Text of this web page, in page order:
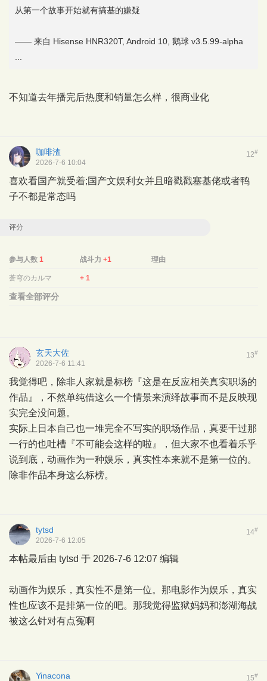
从第一个故事开始就有搞基的嫌疑
—— 来自 Hisense HNR320T, Android 10, 鹅球 v3.5.99-alpha
不知道去年播完后热度和销量怎么样，很商业化
12#
咖啡渣
2026-7-6 10:04
喜欢看国产就受着;国产文娱利女并且暗戳戳塞基佬或者鸭
子不都是常态吗
评分
参与人数 1 战斗力+1 理由
蒼穹のカルマ + 1
查看全部评分
13#
玄天大佐
2026-7-6 11:41
我觉得吧，除非人家就是标榜『这是在反应相关真实职场的
作品』，不然单纯借这么一个情景来演绎故事而不是反映现
实完全没问题。
实际上日本自己也一堆完全不写实的职场作品，真要干过那
一行的也吐槽『不可能会这样的啦』，但大家不也看着乐乎
说到底，动画作为一种娱乐，真实性本来就不是第一位的。
除非作品本身这么标榜。
14#
tytsd
2026-7-6 12:05
本帖最后由 tytsd 于 2026-7-6 12:07 编辑
动画作为娱乐，真实性不是第一位。那电影作为娱乐，真实
性也应该不是排第一位的吧。那我觉得监狱妈妈和澎湖海战
被这么针对有点冤啊
15#
Yinacona